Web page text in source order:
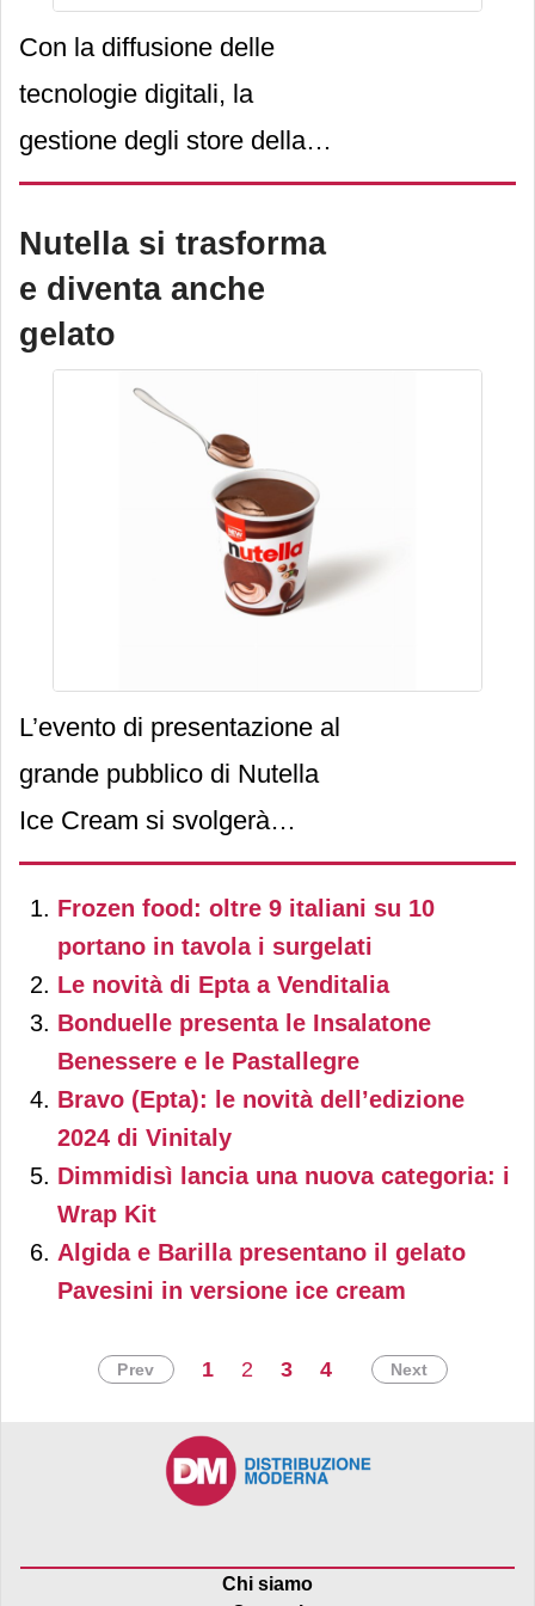
Con la diffusione delle
tecnologie digitali, la
gestione degli store della
Gdo sta vivendo una fase di
radicale cambiamento. In
che modo Epta sta
affrontando questi
mutamente e quli sono le
novità proposte sul
Nutella si trasforma
e diventa anche
gelato
L’evento di presentazione al
grande pubblico di Nutella
Ice Cream si svolgerà
sabato 15 e domenica 16
giugno in Piazza Municipio
a Napoli, dove sarà
possibile vivere
un’esperienza immersiva
targata Nutella e
assaggiare la cremosa
novità.
Frozen food: oltre 9 italiani su 10
portano in tavola i surgelati
Le novità di Epta a Venditalia
Bonduelle presenta le Insalatone
Benessere e le Pastallegre
Bravo (Epta): le novità dell’edizione
2024 di Vinitaly
Dimmidisì lancia una nuova categoria: i
Wrap Kit
Algida e Barilla presentano il gelato
Pavesini in versione ice cream
Prev 1 2 3 4 Next
Chi siamo